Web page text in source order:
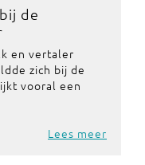
de
en vertaler
zich bij de
vooral een
Lees meer